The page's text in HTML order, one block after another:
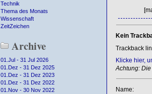
Technik
Thema des Monats
Wissenschaft
ZeitZeichen
Archive
01.Jul - 31 Jul 2026
01.Dez - 31 Dez 2025
01.Dez - 31 Dez 2023
01.Dez - 31 Dez 2022
01.Nov - 30 Nov 2022
Kein
Trackback
Klicke hier,
Achtung:
Name: